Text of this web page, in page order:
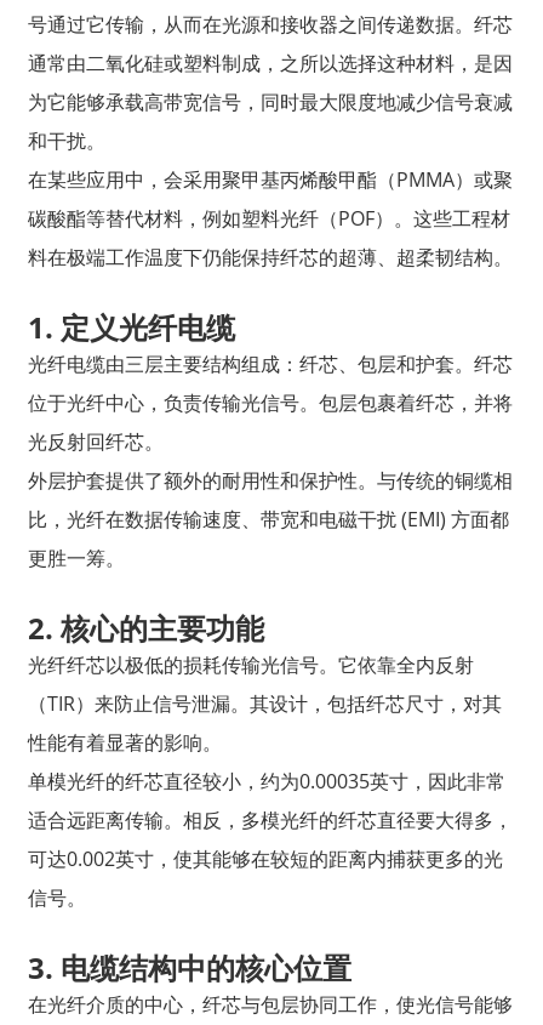
号通过它传输，从而在光源和接收器之间传递数据。纤芯
通常由二氧化硅或塑料制成，之所以选择这种材料，是因
为它能够承载高带宽信号，同时最大限度地减少信号衰减
和干扰。
在某些应用中，会采用聚甲基丙烯酸甲酯（PMMA）或聚
碳酸酯等替代材料，例如塑料光纤（POF）。这些工程材
料在极端工作温度下仍能保持纤芯的超薄、超柔韧结构。
1. 定义光纤电缆
光纤电缆由三层主要结构组成：纤芯、包层和护套。纤芯
位于光纤中心，负责传输光信号。包层包裹着纤芯，并将
光反射回纤芯。
外层护套提供了额外的耐用性和保护性。与传统的铜缆相
比，光纤在数据传输速度、带宽和电磁干扰 (EMI) 方面都
更胜一筹。
2. 核心的主要功能
光纤纤芯以极低的损耗传输光信号。它依靠全内反射
（TIR）来防止信号泄漏。其设计，包括纤芯尺寸，对其
性能有着显著的影响。
单模光纤的纤芯直径较小，约为0.00035英寸，因此非常
适合远距离传输。相反，多模光纤的纤芯直径要大得多，
可达0.002英寸，使其能够在较短的距离内捕获更多的光
信号。
3. 电缆结构中的核心位置
在光纤介质的中心，纤芯与包层协同工作，使光信号能够